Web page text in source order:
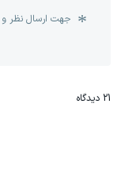
جهت ارسال نظر و
21 دیدگاه